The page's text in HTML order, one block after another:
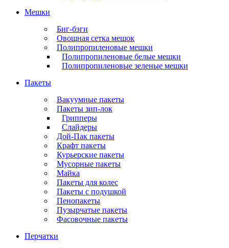
Мешки
Биг-бэги
Овощная сетка мешок
Полипропиленовые мешки
Полипропиленовые белые мешки
Полипропиленовые зеленые мешки
Пакеты
Вакуумные пакеты
Пакеты зип-лок
Грипперы
Слайдеры
Дой-Пак пакеты
Крафт пакеты
Курьерские пакеты
Мусорные пакеты
Майка
Пакеты для колес
Пакеты с подушкой
Пенопакеты
Пузырчатые пакеты
Фасовочные пакеты
Перчатки